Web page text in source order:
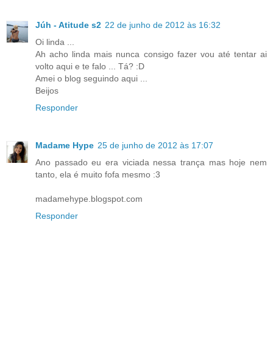
Júh - Atitude s2 22 de junho de 2012 às 16:32
Oi linda ...
Ah acho linda mais nunca consigo fazer vou até tentar ai
volto aqui e te falo ... Tá? :D
Amei o blog seguindo aqui ...
Beijos
Responder
Madame Hype 25 de junho de 2012 às 17:07
Ano passado eu era viciada nessa trança mas hoje nem
tanto, ela é muito fofa mesmo :3
madamehype.blogspot.com
Responder